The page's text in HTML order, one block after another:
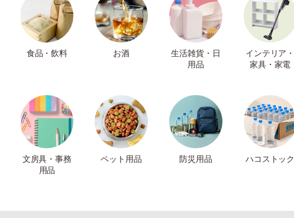
食品・飲料 お酒
生活雑貨・日
用品
インテリア・
家具・家電
文房具・事務
用品
ペット用品 防災用品 ハコストック